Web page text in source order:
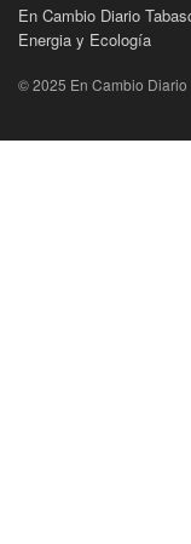
En Cambio Diario
Energia y Ecología
© 2025 En Cambio Diario